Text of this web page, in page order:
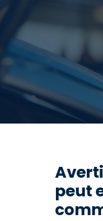
peut